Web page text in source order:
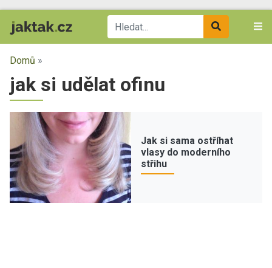
Domů »
jak si udělat ofinu
Jak si sama ostříhat
vlasy do moderního
střihu